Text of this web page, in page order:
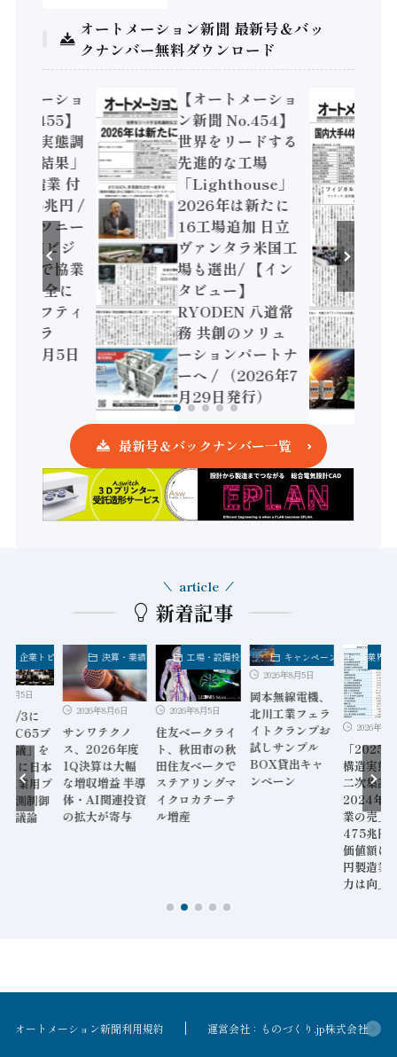
オートメーション新聞 最新号＆バッ
クナンバー無料ダウンロード
トメーショ
No.455】
構造実態調
集計結果」
製造業 付
額86兆円 /
機とソニー
ン AIビジ
ンサで協業
、安全に
セーフティ
ローラ
年8月5日
【オートメーショ
ン新聞 No.454】
世界をリードする
先進的な工場
「Lighthouse」
2026年は新たに
16工場追加 日立
ヴァンタラ米国工
場も選出/ 【イン
タビュー】
RYODEN 八道常
務 共創のソリュ
ーションパートナ
ーへ / （2026年7
月29日発行）
最新号＆バックナンバー一覧
新着記事
article
・企業トピックス
8月5日
7/3に
TC65プ
議」を
りに日本
工業用プ
計測制御
議論
決算・業績
2026年8月6日
サンワテクノ
ス、2026年度
1Q決算は大幅
な増収増益 半導
体・AI関連投資
の拡大が寄与
工場・設備投資
2026年8月5日
住友ベークライ
ト、秋田市の秋
田住友ベークで
ステアリングマ
イクロカテーテ
ル増産
キャンペーン
2026年8月5日
岡本無線電機、
北川工業フェラ
イトクランプお
試しサンプル
BOX貸出キャ
ンペーン
FA業界・
2026年8
「2025
構造実態
二次集計
2024年
業の売上
475兆円
価値額は
円製造業
力は向上
オートメーション新聞利用規約 運営会社：ものづくり.jp株式会社